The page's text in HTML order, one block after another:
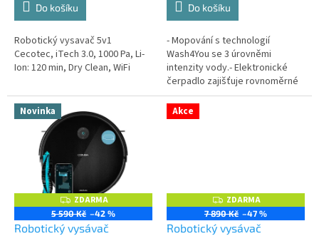
Do košíku
Robotický vysavač 5v1
Cecotec, iTech 3.0, 1000 Pa, Li-
Ion: 120 min, Dry Clean, WiFi
Do košíku
- Mopování s technologií
Wash4You se 3 úrovněmi
intenzity vody.- Elektronické
čerpadlo zajišťuje rovnoměrné
dávkování vody a udržuje mop
stále mokrý a speciální čisticí
pohyb ve...
Novinka
Z
D
A
R
ZDARMA
5 590 Kč –42 %
Robotický vysávač
Akce
Z
D
A
R
ZDARMA
7 890 Kč –47 %
Robotický vysávač